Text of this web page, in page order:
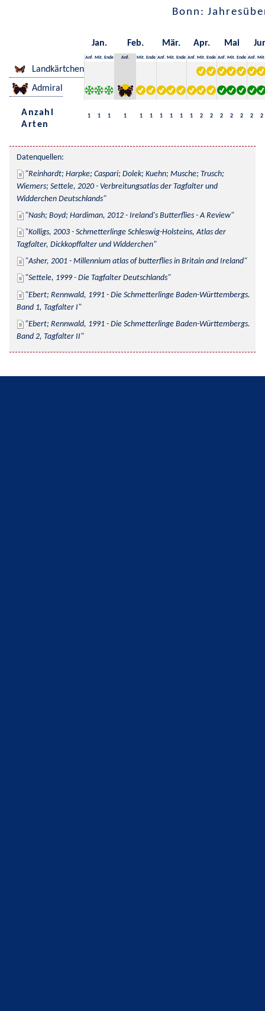
Bonn:
Jan. Feb. Mär. Apr. Mai
Anf. Mit. Ende Anf. Mit. Ende Anf. Mit. Ende Anf. Mit. Ende Anf. Mit. Ende Anf. Mit.
Landkärtchen
Admiral
Anzahl
Arten
1 1 1 1 1 1 1 1 1 1 2 2 2 2 2 2 2
Datenquellen:
Reinhardt; Harpke; Caspari; Dolek; Kuehn; Musche; Trusch;
Wiemers; Settele, 2020 - Verbreitungsatlas der Tagfalter und
Widderchen Deutschlands
Nash; Boyd; Hardiman, 2012 - Ireland's Butterflies - A Review
Kolligs, 2003 - Schmetterlinge Schleswig-Holsteins, Atlas der
Tagfalter, Dickkopffalter und Widderchen
Asher, 2001 - Millennium atlas of butterflies in Britain and Ireland
Settele, 1999 - Die Tagfalter Deutschlands
Ebert; Rennwald, 1991 - Die Schmetterlinge Baden-Württembergs.
Band 1, Tagfalter I
Ebert; Rennwald, 1991 - Die Schmetterlinge Baden-Württembergs.
Band 2, Tagfalter II